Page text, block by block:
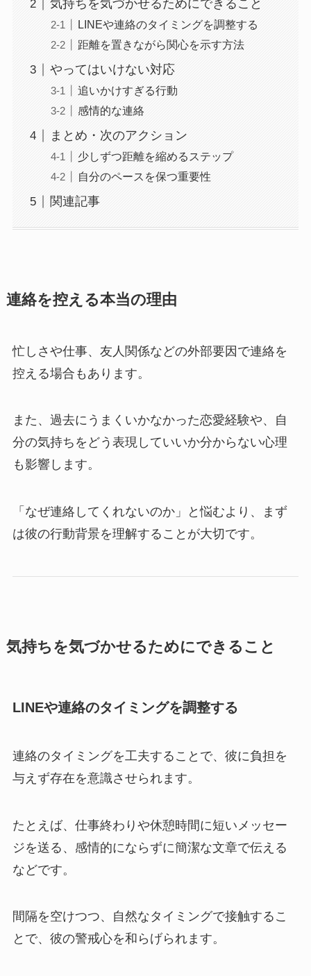
気持ちを気づかせるためにできること
LINEや連絡のタイミングを調整する
距離を置きながら関心を示す方法
やってはいけない対応
追いかけすぎる行動
感情的な連絡
まとめ・次のアクション
少しずつ距離を縮めるステップ
自分のペースを保つ重要性
関連記事
連絡を控える本当の理由
忙しさや仕事、友人関係などの外部要因で連絡を
控える場合もあります。
また、過去にうまくいかなかった恋愛経験や、自
分の気持ちをどう表現していいか分からない心理
も影響します。
「なぜ連絡してくれないのか」と悩むより、まず
は彼の行動背景を理解することが大切です。
気持ちを気づかせるためにできること
LINEや連絡のタイミングを調整する
連絡のタイミングを工夫することで、彼に負担を
与えず存在を意識させられます。
たとえば、仕事終わりや休憩時間に短いメッセー
ジを送る、感情的にならずに簡潔な文章で伝える
などです。
間隔を空けつつ、自然なタイミングで接触するこ
とで、彼の警戒心を和らげられます。